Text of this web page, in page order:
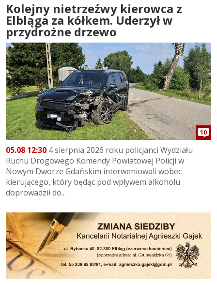
Kolejny nietrzeźwy kierowca z
Elbląga za kółkem. Uderzył w
przydrożne drzewo
10
05.08 12:30 4 sierpnia 2026 roku policjanci Wydziału
Ruchu Drogowego Komendy Powiatowej Policji w
Nowym Dworze Gdańskim interweniowali wobec
kierującego, który będąc pod wpływem alkoholu
doprowadził do...